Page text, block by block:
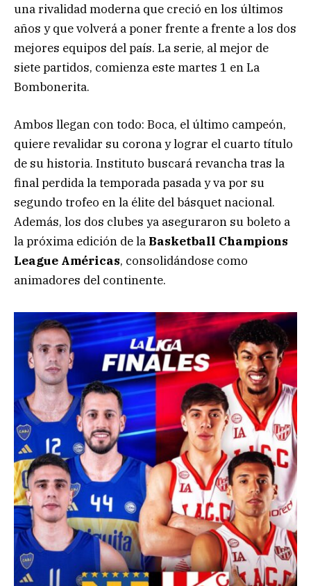
una rivalidad moderna que creció en los últimos
años y que volverá a poner frente a frente a los dos
mejores equipos del país. La serie, al mejor de
siete partidos, comienza este martes 1 en La
Bombonerita.
Ambos llegan con todo: Boca, el último campeón,
quiere revalidar su corona y lograr el cuarto título
de su historia. Instituto buscará revancha tras la
final perdida la temporada pasada y va por su
segundo trofeo en la élite del básquet nacional.
Además, los dos clubes ya aseguraron su boleto a
la próxima edición de la Basketball Champions
League Américas, consolidándose como
animadores del continente.